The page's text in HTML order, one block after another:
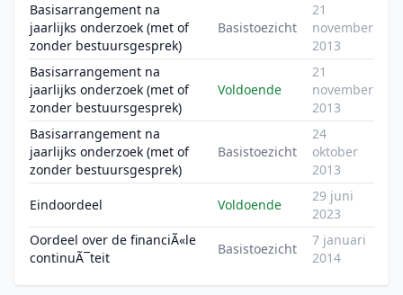
Basisarrangement na
jaarlijks onderzoek (met of
zonder bestuursgesprek)
Basistoezicht
21
november
2013
Basisarrangement na
jaarlijks onderzoek (met of
zonder bestuursgesprek)
Voldoende
21
november
2013
Basisarrangement na
jaarlijks onderzoek (met of
zonder bestuursgesprek)
Basistoezicht
24
oktober
2013
Eindoordeel Voldoende
29 juni
2023
Oordeel over de financiÃ«le
continuÃ¯teit
Basistoezicht
7 januari
2014